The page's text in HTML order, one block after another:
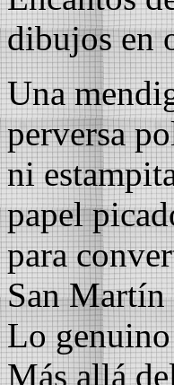
dibujos en
Una
perversa
ni
papel
para
San
Lo
Más allá